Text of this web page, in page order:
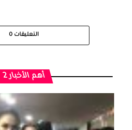
التعليقات 0
أهم الأخبار 2